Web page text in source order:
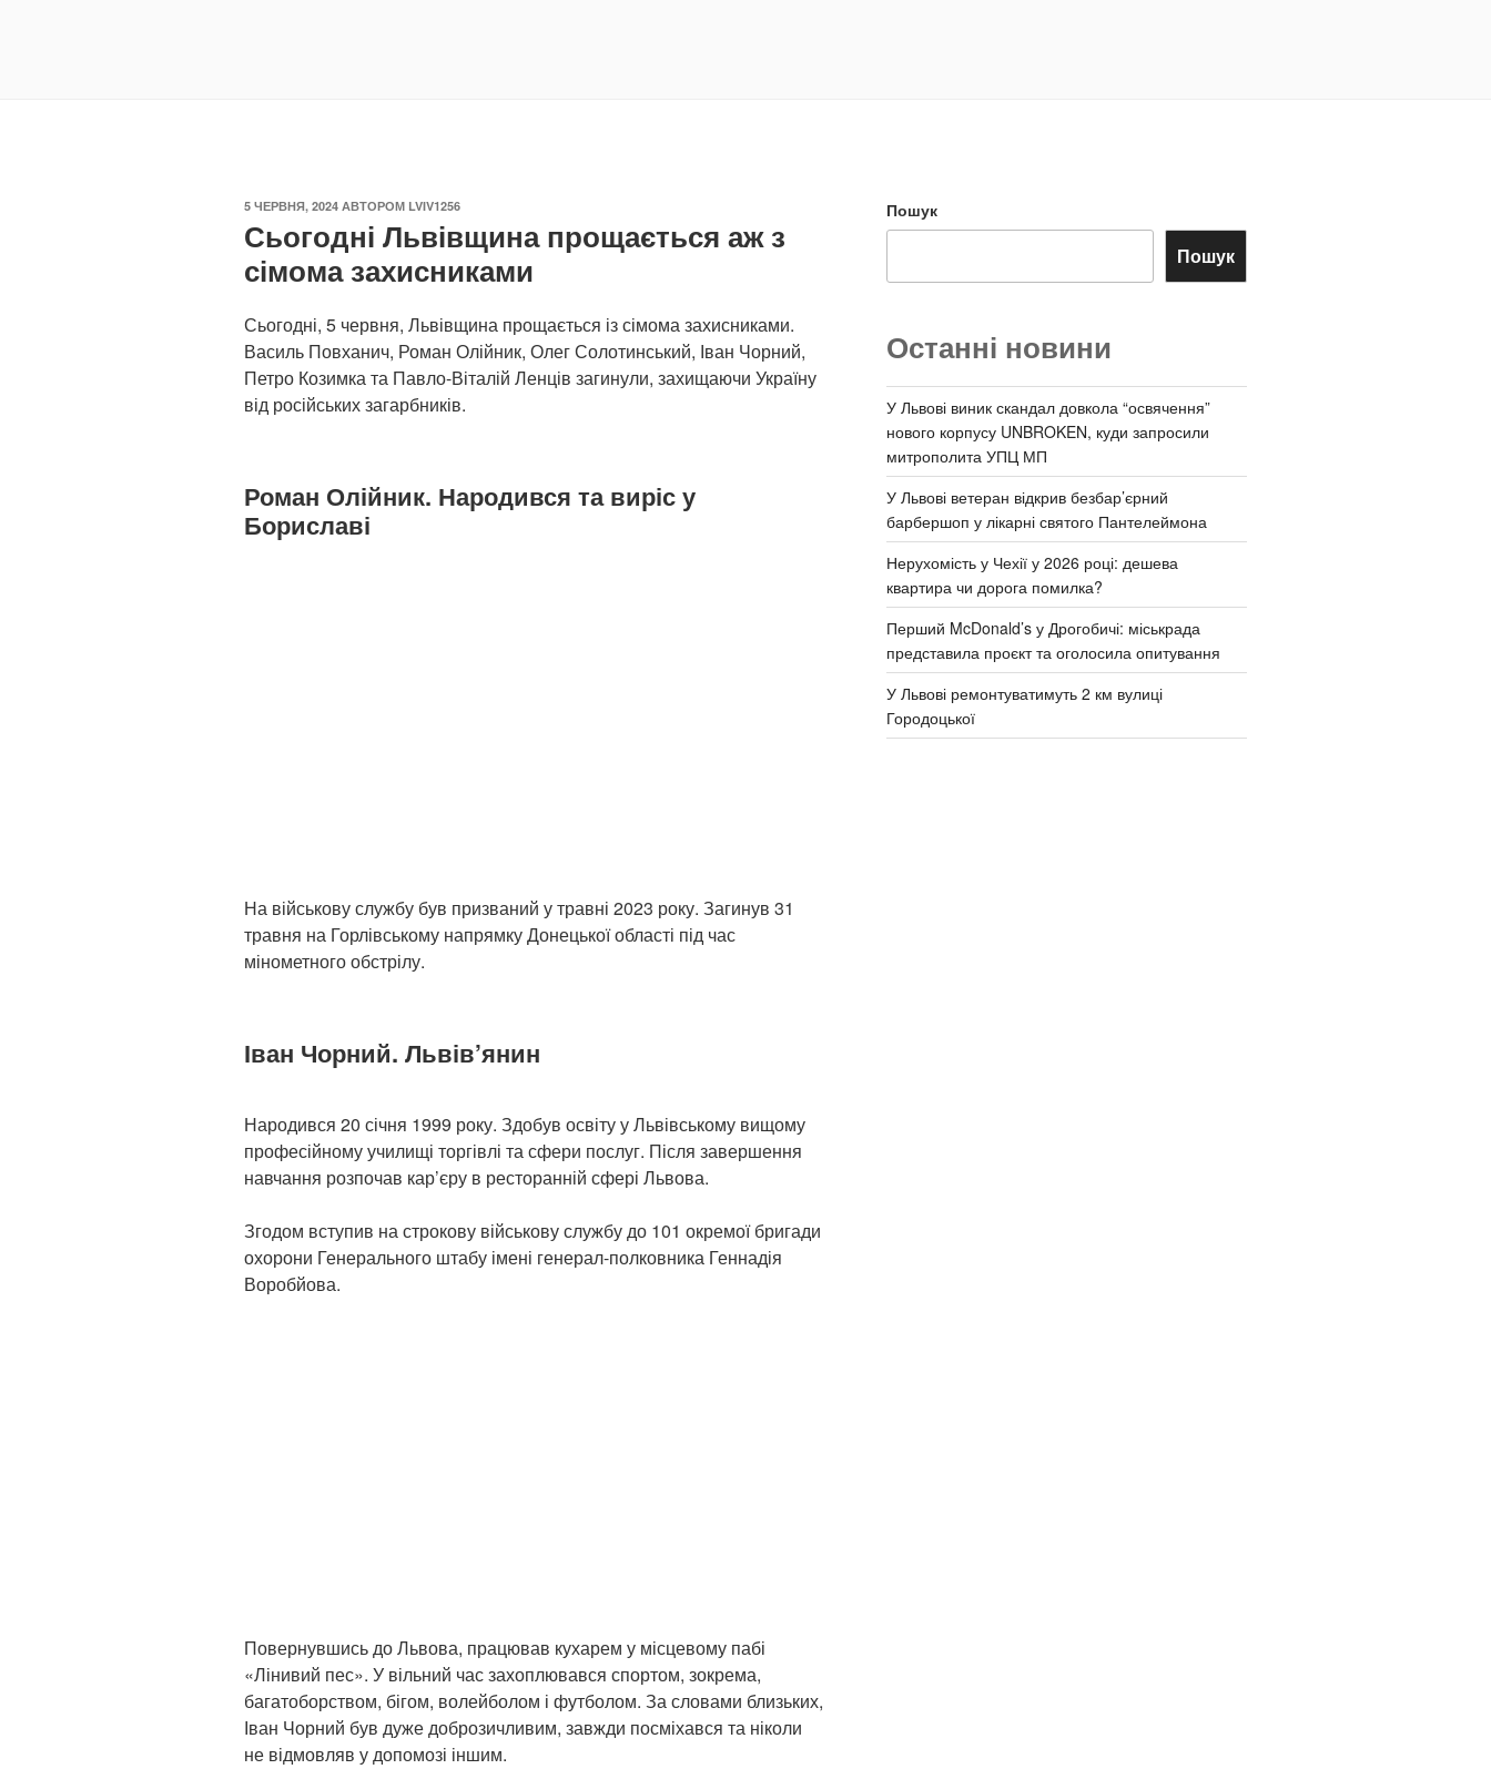
ОПУБЛІКОВАНО
5 ЧЕРВНЯ, 2024 АВТОРОМ LVIV1256
Сьогодні Львівщина прощається аж з
сімома захисниками
Сьогодні, 5 червня, Львівщина прощається із сімома захисниками.
Василь Повханич, Роман Олійник, Олег Солотинський, Іван Чорний,
Петро Козимка та Павло-Віталій Ленців загинули, захищаючи Україну
від російських загарбників.
Роман Олійник. Народився та виріс у
Бориславі
На військову службу був призваний у травні 2023 року. Загинув 31
травня на Горлівському напрямку Донецької області під час
мінометного обстрілу.
Іван Чорний. Львів’янин
Народився 20 січня 1999 року. Здобув освіту у Львівському вищому
професійному училищі торгівлі та сфери послуг. Після завершення
навчання розпочав кар’єру в ресторанній сфері Львова.
Згодом вступив на строкову військову службу до 101 окремої бригади
охорони Генерального штабу імені генерал-полковника Геннадія
Воробйова.
Повернувшись до Львова, працював кухарем у місцевому пабі
«Лінивий пес». У вільний час захоплювався спортом, зокрема,
багатоборством, бігом, волейболом і футболом. За словами близьких,
Іван Чорний був дуже доброзичливим, завжди посміхався та ніколи
не відмовляв у допомозі іншим.
Пошук
Пошук
Останні новини
У Львові виник скандал довкола “освячення”
нового корпусу UNBROKEN, куди запросили
митрополита УПЦ МП
У Львові ветеран відкрив безбар’єрний
барбершоп у лікарні святого Пантелеймона
Нерухомість у Чехії у 2026 році: дешева
квартира чи дорога помилка?
Перший McDonald’s у Дрогобичі: міськрада
представила проєкт та оголосила опитування
У Львові ремонтуватимуть 2 км вулиці
Городоцької